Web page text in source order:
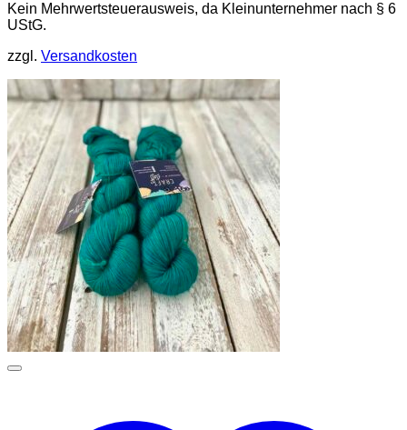
Kein Mehrwertsteuerausweis, da Kleinunternehmer nach § 6
UStG.
zzgl. Versandkosten